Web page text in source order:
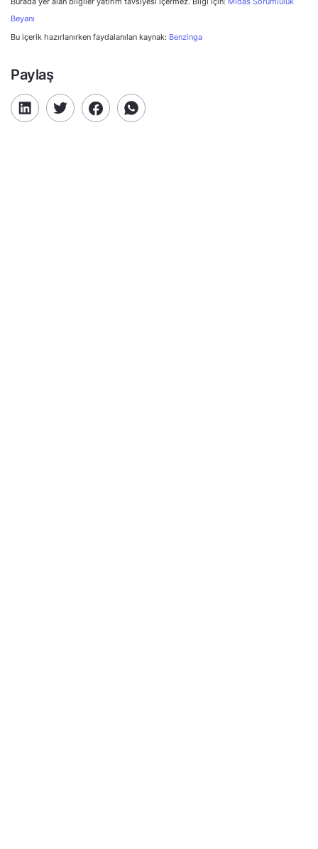
Burada yer alan bilgiler yatırım tavsiyesi içermez. Bilgi için: Midas Sorumluluk
Beyanı
Bu içerik hazırlanırken faydalanılan kaynak: Benzinga
Paylaş